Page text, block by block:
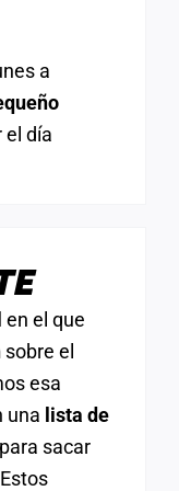
a
el día
en el que
sobre el
esa
una lista de
sacar